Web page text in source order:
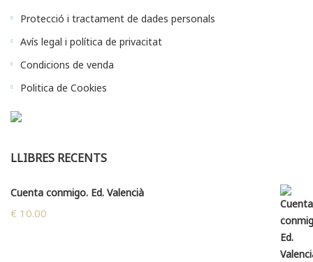
Protecció i tractament de dades personals
Avís legal i política de privacitat
Condicions de venda
Politica de Cookies
LLIBRES RECENTS
Cuenta conmigo. Ed. Valencià
€ 10.00